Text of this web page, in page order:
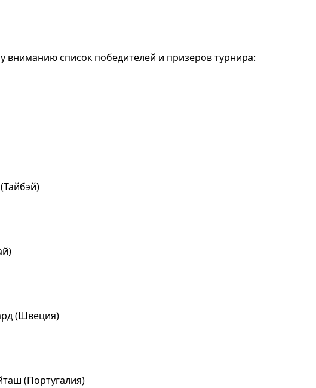
вниманию список победителей и призеров турнира:
(Швеция)
(Португалия)